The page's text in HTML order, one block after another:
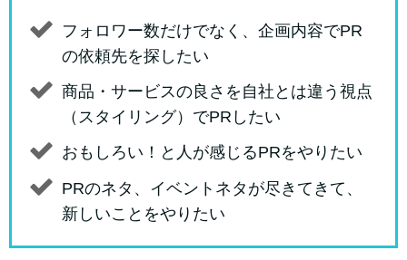
フォロワー数だけでなく、企画内容でPR
の依頼先を探したい
商品・サービスの良さを自社とは違う視点
（スタイリング）でPRしたい
おもしろい！と人が感じるPRをやりたい
PRのネタ、イベントネタが尽きてきて、
新しいことをやりたい